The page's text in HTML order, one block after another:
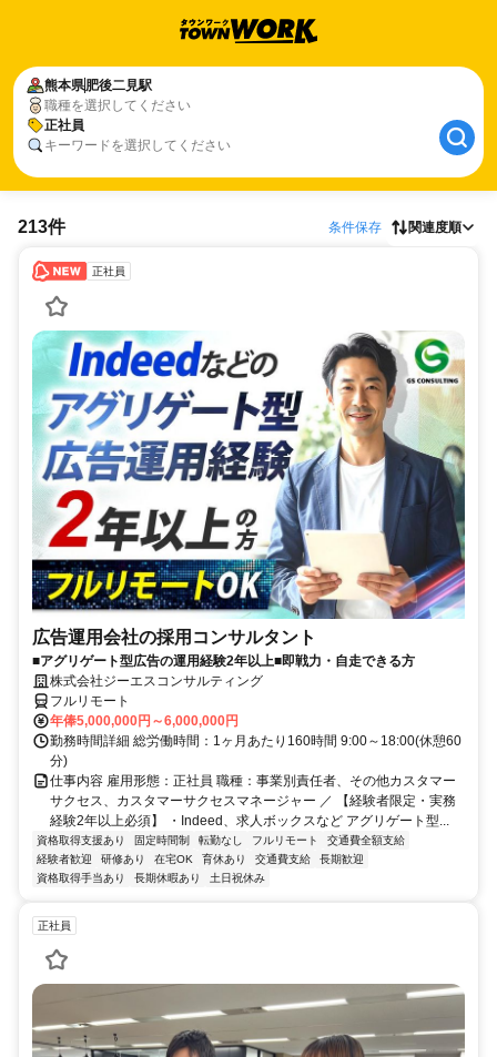
熊本県肥後二見駅
職種を選択してください
正社員
キーワードを選択してください
213件 条件保存 関連度順
正社員
広告運用会社の採用コンサルタント
■アグリゲート型広告の運用経験2年以上■即戦力・自走できる方
株式会社ジーエスコンサルティング
フルリモート
年俸5,000,000円～6,000,000円
勤務時間詳細 総労働時間：1ヶ月あたり160時間 9:00～18:00(休憩60
分)
仕事内容 雇用形態：正社員 職種：事業別責任者、その他カスタマー
サクセス、カスタマーサクセスマネージャー ／ 【経験者限定・実務
経験2年以上必須】 ・Indeed、求人ボックスなど アグリゲート型...
資格取得支援あり 固定時間制 転勤なし フルリモート
交通費全額支給
経験者歓迎
研修あり 在宅OK 育休あり 交通費支給
長期歓迎
資格取得手当あり
長期休暇あり 土日祝休み
正社員